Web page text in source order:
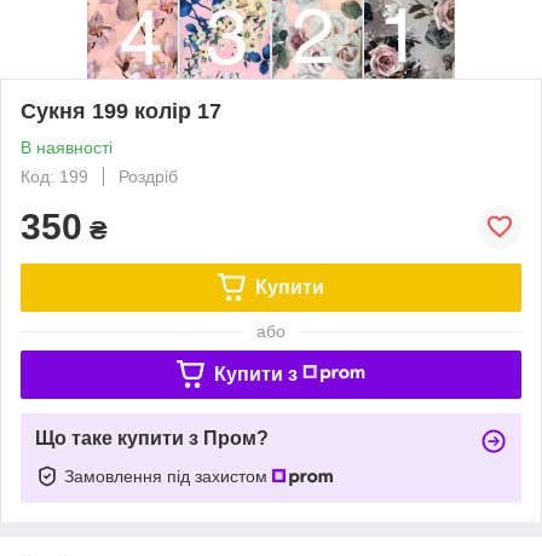
Сукня 199 колір 17
В наявності
Код: 199
Роздріб
350 ₴
Купити
або
Купити з
Що таке купити з Пром?
Замовлення під захистом